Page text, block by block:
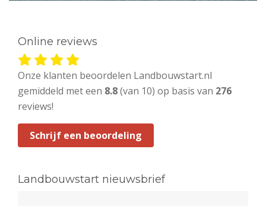
Online reviews
Onze klanten beoordelen Landbouwstart.nl
gemiddeld met een 8.8(van 10) op basis van 276
reviews!
Schrijf een beoordeling
Landbouwstart nieuwsbrief